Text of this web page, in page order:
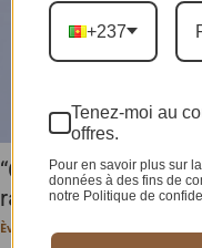
“On disait que je
raconte comment
Ève-Pérec N. BEHALAL
+237
Tenez-moi au
offres.
Pour en savoir plus sur
données à des fins de
notre Politique de